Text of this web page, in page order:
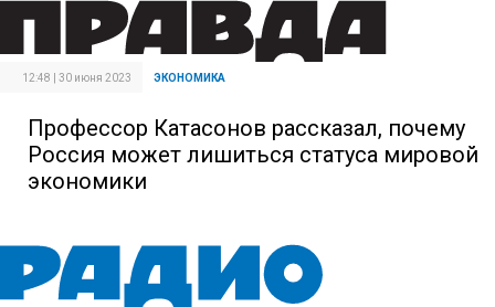
12:48 | 30 июня 2023 ЭКОНОМИКА
Профессор Катасонов рассказал, почему
Россия может лишиться статуса мировой
экономики